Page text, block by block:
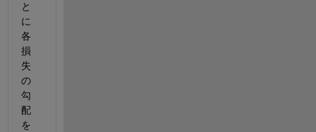
と
に
各
損
失
の
勾
配
を